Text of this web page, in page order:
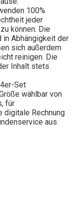
100%
jeder
können. Die
in Abhängigkeit der
sich außerdem
reinigen. Die
Inhalt stets
Set
wählbar von
für
digitale Rechnung
aus